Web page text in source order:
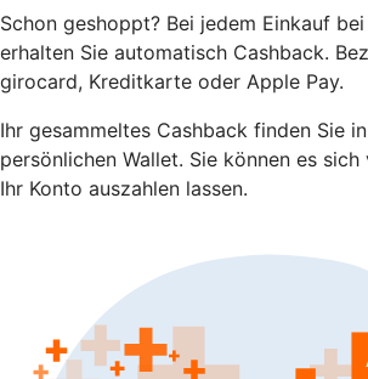
Schon geshoppt? Bei jedem Einkauf
erhalten Sie automatisch Cashback.
girocard, Kreditkarte oder Apple Pay.
Ihr gesammeltes Cashback finden Sie
persönlichen Wallet. Sie können es
Ihr Konto auszahlen lassen.